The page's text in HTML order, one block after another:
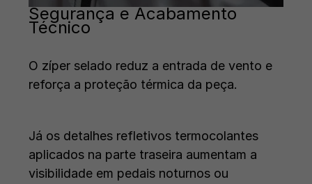
Segurança e Acabamento
Técnico
O zíper selado reduz a entrada de vento e
reforça a proteção térmica da peça.
Já os detalhes refletivos termocolantes
aplicados na parte traseira aumentam a
visibilidade em pedais noturnos ou